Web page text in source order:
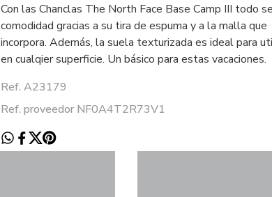
Con las Chanclas The North Face Base Camp III todo
comodidad gracias a su tira de espuma y a la malla que
incorpora. Además, la suela texturizada es ideal para
en cualqier superficie. Un básico para estas vacaciones.
Ref. A23179
Ref. proveedor NF0A4T2R73V1